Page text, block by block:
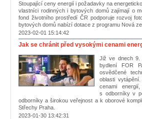
Stoupající ceny energií i požadavky na
vlastníci rodinných i bytových domů zajímají o
fond životního prostředí ČR podporuje rozvoj
bytových domů nabízí dotace z programu Nová
2023-02-01 15:14:42
Jak se chránit před vysokými cenami
Již ve dnech 9.
bydlení FOR
osvědčené
oblasti
cenami
s odborníky v
odborníky a širokou veřejnost a k oborové
Střechy Praha.
2023-01-30 13:42:31